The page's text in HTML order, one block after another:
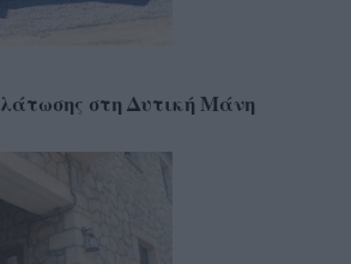
στη Δυτική Μάνη